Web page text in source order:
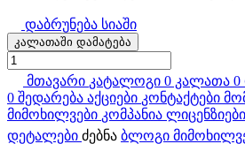
დაბრუნება სიაში
კალათაში დამატება
მთავარი კატალოგი 0 კალათა 0
0 შედარება აქციები კონტაქტები
მიმოხილვები კომპანია ლიცენზიები
დეტალები ძებნა ბლოგი